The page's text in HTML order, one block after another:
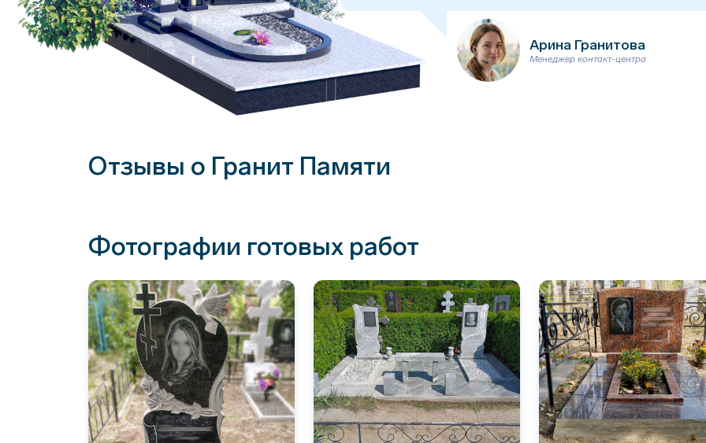
Арина Гранитова
Менеджер контакт-центра
Отзывы о Гранит Памяти
Фотографии готовых работ